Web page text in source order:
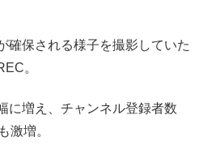
確保される様子を撮影していた
。
に増え、チャンネル登録者数
激増。